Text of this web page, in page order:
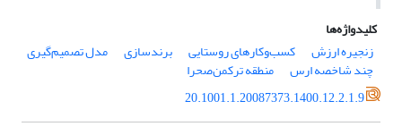
کلیدواژه‌ها
زنجیره ارزش
کسب‌وکارهای روستایی برندسازی مدل تصمیم‌گیری
چند شاخصه ارس
منطقه ترکمن‌صحرا
20.1001.1.20087373.1400.12.2.1.9